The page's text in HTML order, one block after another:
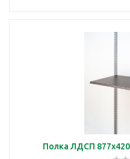
Полка ЛДСП